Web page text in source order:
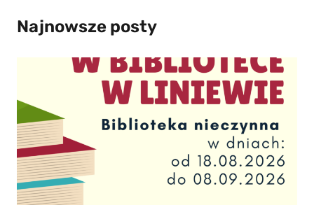
Najnowsze posty